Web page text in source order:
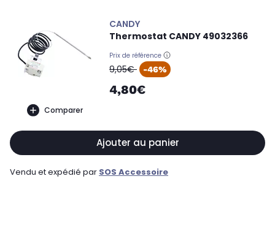
Comparer
CANDY
Thermostat CANDY 49032366
Prix de référence
oldPrice
9,05€ -46%
4,80€
Ajouter au panier
Vendu et expédié par SOS Accessoire